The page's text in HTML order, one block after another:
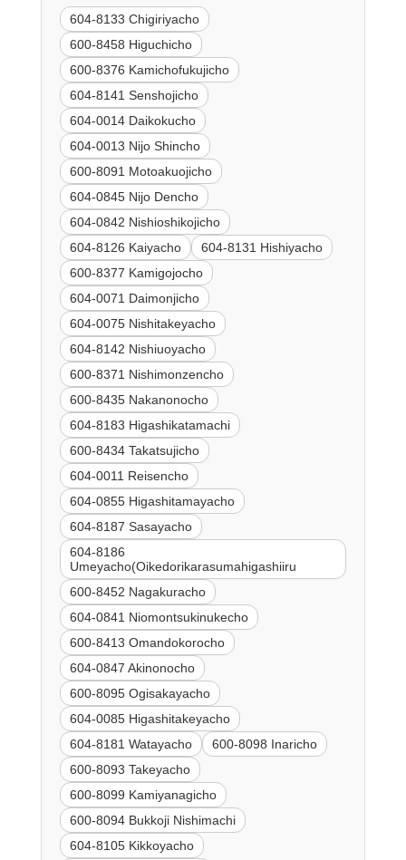
604-8133 Chigiriyacho
600-8458 Higuchicho
600-8376 Kamichofukujicho
604-8141 Senshojicho
604-0014 Daikokucho
604-0013 Nijo Shincho
600-8091 Motoakuojicho
604-0845 Nijo Dencho
604-0842 Nishioshikojicho
604-8126 Kaiyacho
604-8131 Hishiyacho
600-8377 Kamigojocho
604-0071 Daimonjicho
604-0075 Nishitakeyacho
604-8142 Nishiuoyacho
600-8371 Nishimonzencho
600-8435 Nakanonocho
604-8183 Higashikatamachi
600-8434 Takatsujicho
604-0011 Reisencho
604-0855 Higashitamayacho
604-8187 Sasayacho
604-8186
Umeyacho(Oikedorikarasumahigashiiru
600-8452 Nagakuracho
604-0841 Niomontsukinukecho
600-8413 Omandokorocho
604-0847 Akinonocho
600-8095 Ogisakayacho
604-0085 Higashitakeyacho
604-8181 Watayacho
600-8098 Inaricho
600-8093 Takeyacho
600-8099 Kamiyanagicho
600-8094 Bukkoji Nishimachi
604-8105 Kikkoyacho